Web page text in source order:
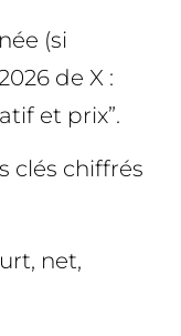
(si
de X :
et prix”.
clés chiffrés
net,